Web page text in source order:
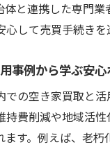
と連携した専門業
して売買手続きを
事例から学ぶ安心
の空き家買取と活
持費削減や地域活
ます。例えば、老